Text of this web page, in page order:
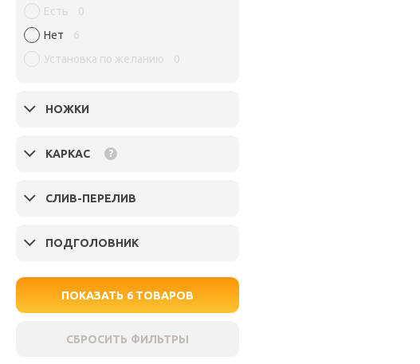
Есть
0
Нет
6
Установка по желанию
0
НОЖКИ
КАРКАС ?
СЛИВ-ПЕРЕЛИВ
ПОДГОЛОВНИК
ПОКАЗАТЬ 6 ТОВАРОВ
СБРОСИТЬ ФИЛЬТРЫ